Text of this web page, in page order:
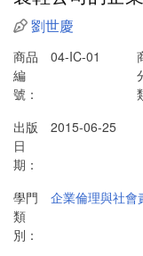
劉世慶
商品
編
號：
04-IC-01
出版
日
期：
2015-06-25
學門
類
別：
企業倫理與社會